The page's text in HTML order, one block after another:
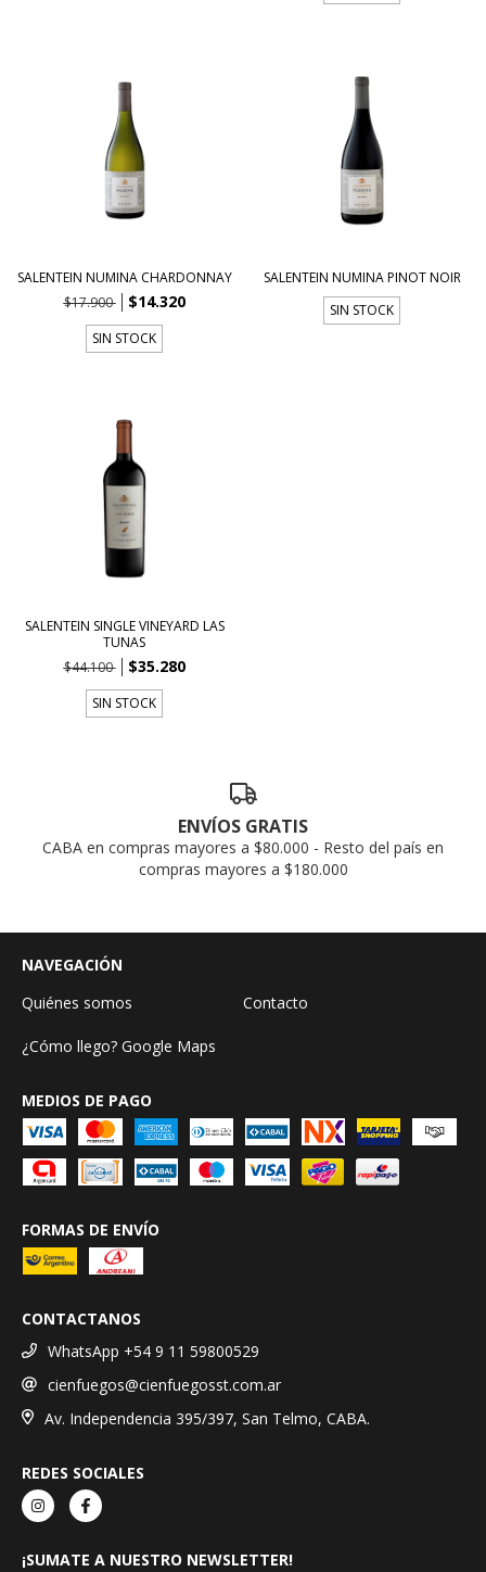
SALENTEIN NUMINA CHARDONNAY
$17.900
$14.320
SIN STOCK
SALENTEIN NUMINA PINOT NOIR
SIN STOCK
SALENTEIN SINGLE VINEYARD LAS
TUNAS
$44.100
$35.280
SIN STOCK
ENVÍOS GRATIS
CABA en compras mayores a $80.000 - Resto del país en
compras mayores a $180.000
NAVEGACIÓN
Quiénes somos
Contacto
¿Cómo llego? Google Maps
MEDIOS DE PAGO
FORMAS DE ENVÍO
CONTACTANOS
WhatsApp +54 9 11 59800529
cienfuegos@cienfuegosst.com.ar
Av. Independencia 395/397, San Telmo, CABA.
REDES SOCIALES
¡SUMATE A NUESTRO NEWSLETTER!